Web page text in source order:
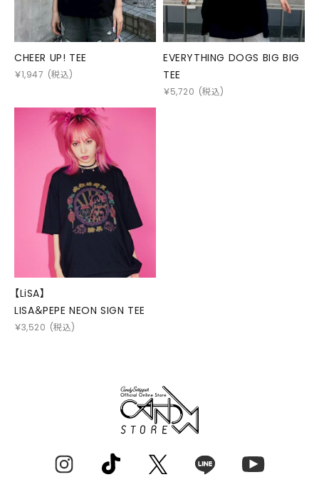
CHEER UP! TEE
￥1,947 (税込)
EVERYTHING DOGS BIG BIG
TEE
￥5,720 (税込)
【LiSA】
LISA＆PEPE NEON SIGN TEE
￥3,520 (税込)